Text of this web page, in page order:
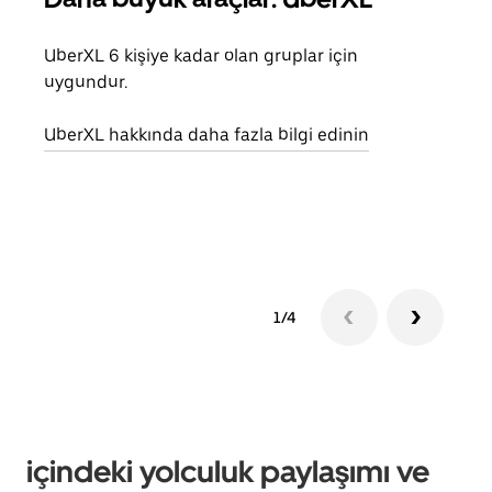
UberXL 6 kişiye kadar olan gruplar için
uygundur.
UberXL hakkında daha fazla bilgi edinin
1/4
içindeki yolculuk paylaşımı ve